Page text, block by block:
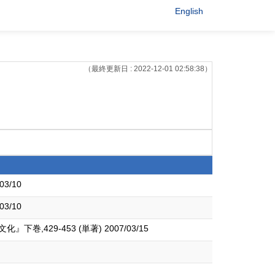
English
（最終更新日 : 2022-12-01 02:58:38）
10
10
化』下巻,429-453 (単著) 2007/03/15